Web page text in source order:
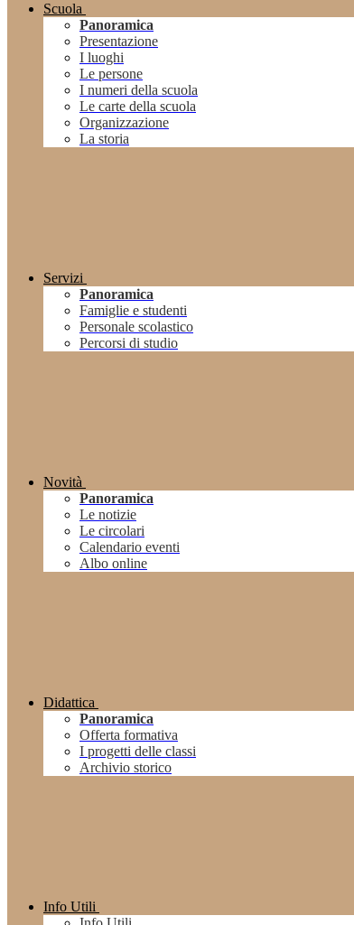
Scuola
Panoramica
Presentazione
I luoghi
Le persone
I numeri della scuola
Le carte della scuola
Organizzazione
La storia
Servizi
Panoramica
Famiglie e studenti
Personale scolastico
Percorsi di studio
Novità
Panoramica
Le notizie
Le circolari
Calendario eventi
Albo online
Didattica
Panoramica
Offerta formativa
I progetti delle classi
Archivio storico
Info Utili